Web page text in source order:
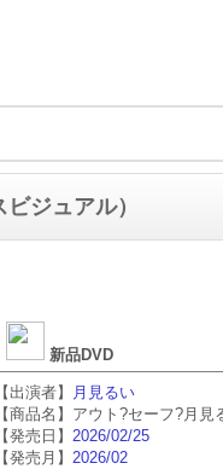
ジュアル）
新品DVD
【出演者】
月見るい
【商品名】アウト?セーフ?月見
【発売日】 2026/02/25
【発売月】 2026/02